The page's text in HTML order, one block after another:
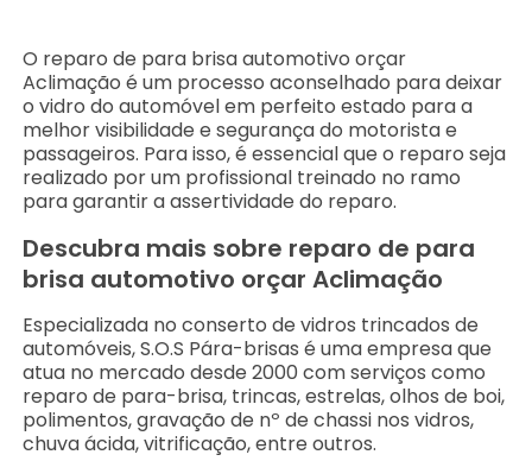
O reparo de para brisa automotivo orçar
Aclimação é um processo aconselhado para deixar
o vidro do automóvel em perfeito estado para a
melhor visibilidade e segurança do motorista e
passageiros. Para isso, é essencial que o reparo seja
realizado por um profissional treinado no ramo
para garantir a assertividade do reparo.
Descubra mais sobre reparo de para
brisa automotivo orçar Aclimação
Especializada no conserto de vidros trincados de
automóveis, S.O.S Pára-brisas é uma empresa que
atua no mercado desde 2000 com serviços como
reparo de para-brisa, trincas, estrelas, olhos de boi,
polimentos, gravação de nº de chassi nos vidros,
chuva ácida, vitrificação, entre outros.